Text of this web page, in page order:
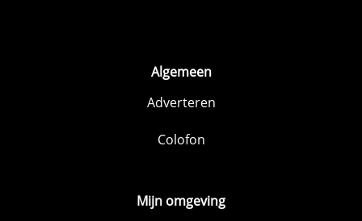
Algemeen
Adverteren
Colofon
Mijn omgeving